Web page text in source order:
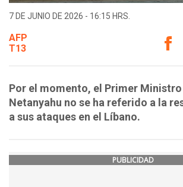
7 DE JUNIO DE 2026 - 16:15 HRS.
AFP
T13
Por el momento, el Primer
Netanyahu no se ha referido a la
a sus ataques en el Líbano.
PUBLICIDAD